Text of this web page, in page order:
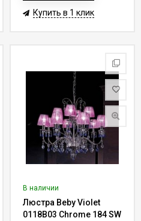
Купить в 1 клик
В наличии
Люстра Beby Violet
0118B03 Chrome 184 SW